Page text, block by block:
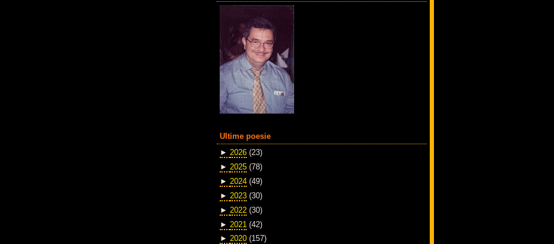
Ultime poesie
► 2026 (23)
► 2025 (78)
► 2024 (49)
► 2023 (30)
► 2022 (30)
► 2021 (42)
► 2020 (157)